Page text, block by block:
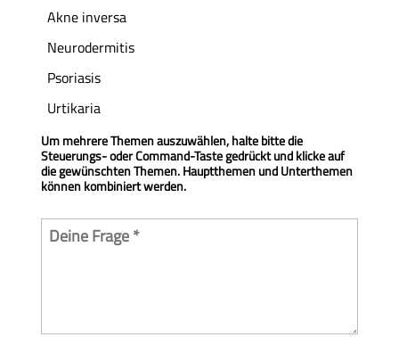
Um mehrere Themen auszuwählen, halte bitte die
Steuerungs- oder Command-Taste gedrückt und klicke auf
die gewünschten Themen. Hauptthemen und Unterthemen
können kombiniert werden.